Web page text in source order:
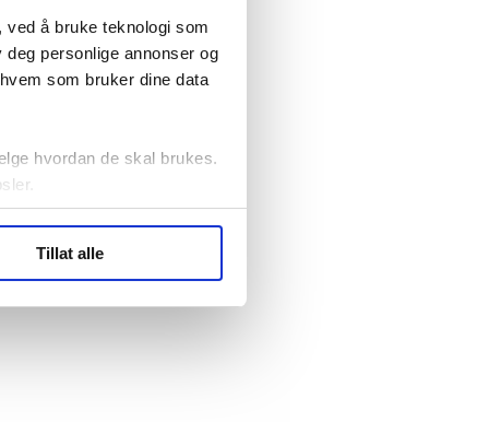
å bruke teknologi som
personlige annonser og
som bruker dine data
hvordan de skal brukes.
statistikk.
Tillat alle